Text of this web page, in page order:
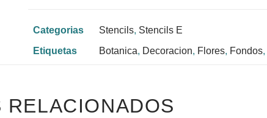
Categorias Stencils, Stencils E
Etiquetas
Botanica, Decoracion, Flores, Fondos,
RELACIONADOS